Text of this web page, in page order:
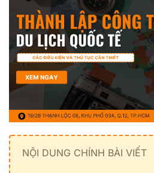
NỘI DUNG CHÍNH BÀI VIẾT